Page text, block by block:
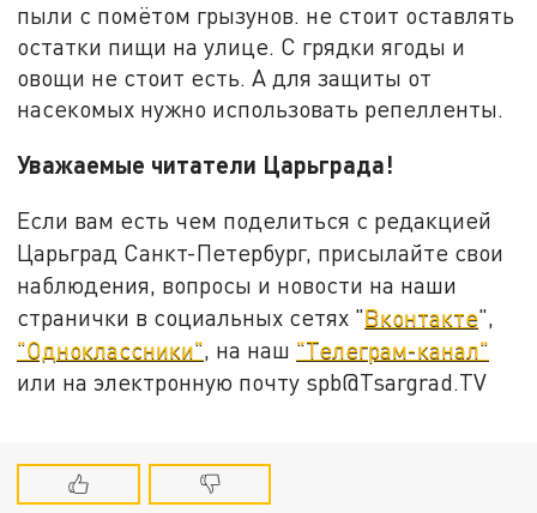
пыли с помётом грызунов. не стоит оставлять
остатки пищи на улице. С грядки ягоды и
овощи не стоит есть. А для защиты от
насекомых нужно использовать репелленты.
Уважаемые читатели Царьграда!
Если вам есть чем поделиться с редакцией
Царьград Санкт-Петербург, присылайте свои
наблюдения, вопросы и новости на наши
странички в социальных сетях "Вконтакте",
"Одноклассники", на наш "Телеграм-канал"
или на электронную почту spb@Tsargrad.TV